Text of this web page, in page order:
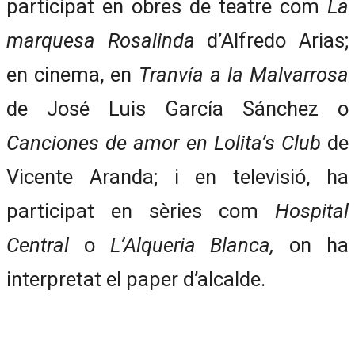
participat en obres de teatre com La
marquesa Rosalinda d’Alfredo Arias;
en cinema, en Tranvía a la Malvarrosa
de José Luis García Sánchez o
Canciones de amor en Lolita’s Club de
Vicente Aranda; i en televisió, ha
participat en sèries com Hospital
Central o L’Alqueria Blanca, on ha
interpretat el paper d’alcalde.